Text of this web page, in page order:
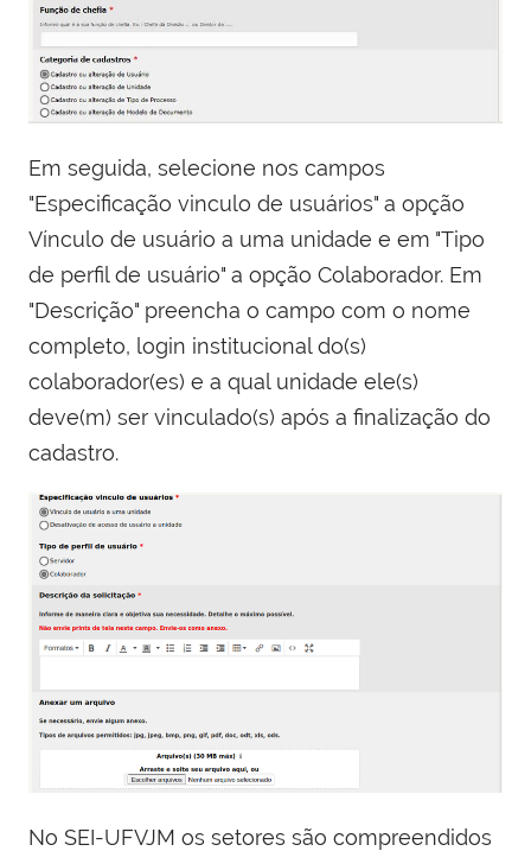
Em seguida, selecione nos campos
"Especificação vinculo de usuários" a opção
Vínculo de usuário a uma unidade e em "Tipo
de perfil de usuário" a opção Colaborador. Em
"Descrição" preencha o campo com o nome
completo, login institucional do(s)
colaborador(es) e a qual unidade ele(s)
deve(m) ser vinculado(s) após a finalização do
cadastro.
No SEI-UFVJM os setores são compreendidos